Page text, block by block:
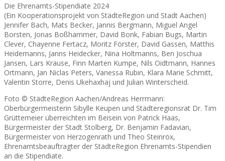
Die Ehrenamts-Stipendiate 2024
(Ein Kooperationsprojekt von StädteRegion und Stadt Aachen)
Jennifer Bach, Mats Becker, Jannis Bergmann, Miguel Angel
Borsten, Jonas Boßhammer, David Bonk, Fabian Bugs, Martin
Clever, Chayenne Fertacz, Moritz Förster, David Gassen, Matthis
Heidemanns, Janns Heidecker, Nina Holtmanns, Ben Joschua
Jansen, Lars Krause, Finn Marten Kumpe, Nils Oidtmann, Hannes
Ortmann, Jan Niclas Peters, Vanessa Rubin, Klara Marie Schmitt,
Valentin Storre, Denis Ukehaxhaj und Julian Winterscheid.
Foto © StädteRegion Aachen/Andreas Herrmann:
Oberbürgermeisterin Sibylle Keupen und Städteregionsrat Dr. Tim
Grüttemeier überreichten im Beisein von Patrick Haas,
Bürgermeister der Stadt Stolberg, Dr. Benjamin Fadavian,
Bürgermeister von Herzogenrath und Theo Steinröx,
Ehrenamtsbeauftragter der StädteRegion Ehrenamts-Stipendien
an die Stipendiate.